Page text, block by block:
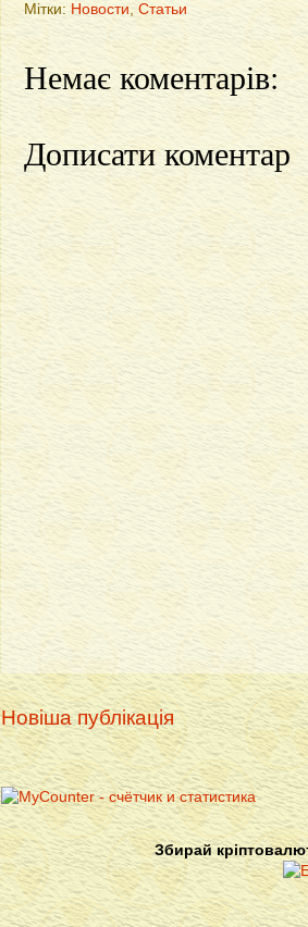
Мітки: Новости, Статьи
Немає коментарів:
Дописати коментар
Новіша публікація
Збирай